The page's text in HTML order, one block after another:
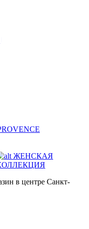
ЖЕНСКАЯ
в центре Санкт-